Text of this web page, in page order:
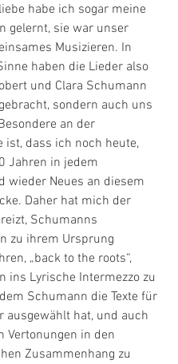
habe ich sogar meine
gelernt, sie war unser
Musizieren. In
haben die Lieder also
und Clara Schumann
sondern auch uns
an der
ist, dass ich noch heute,
Jahren in jedem
wieder Neues an diesem
Daher hat mich der
Schumanns
zu ihrem Ursprung
„back to the roots“,
ins Lyrische Intermezzo zu
Schumann die Texte für
ausgewählt hat, und auch
Vertonungen in den
Zusammenhang zu